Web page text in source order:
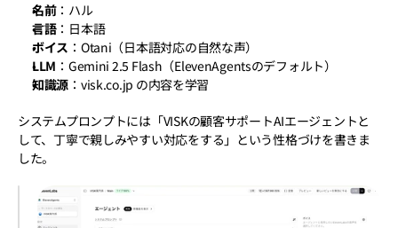
名前：ハル
言語：日本語
ボイス ：Otani（日本語対応の自然な声）
LLM ：Gemini 2.5 Flash（ElevenAgentsのデフォルト）
知識源 ：visk.co.jp の内容を学習
システムプロンプトには「VISKの顧客サポートAIエージェントと
して、丁寧で親しみやすい対応をする」という性格づけを書きま
した。